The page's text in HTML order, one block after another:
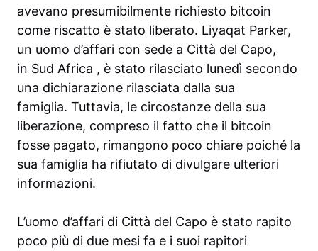
avevano presumibilmente richiesto bitcoin
come riscatto è stato liberato. Liyaqat Parker,
un uomo d’affari con sede a Città del Capo,
in Sud Africa , è stato rilasciato lunedì secondo
una dichiarazione rilasciata dalla sua
famiglia. Tuttavia, le circostanze della sua
liberazione, compreso il fatto che il bitcoin
fosse pagato, rimangono poco chiare poiché la
sua famiglia ha rifiutato di divulgare ulteriori
informazioni.
L’uomo d’affari di Città del Capo è stato rapito
poco più di due mesi fa e i suoi rapitori